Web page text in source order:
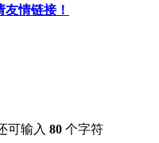
情链接！
可输入80 个字符